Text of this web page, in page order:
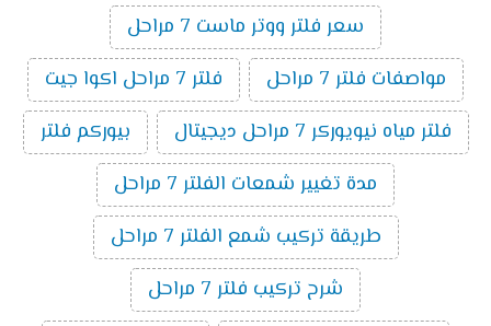
سعر فلتر ووتر ماست 7 مراحل
مواصفات فلتر 7 مراحل
فلتر 7 مراحل اكوا جيت
فلتر مياه نيويوركر 7 مراحل ديجيتال
بيوركم فلتر
مدة تغيير شمعات الفلتر 7 مراحل
طريقة تركيب شمع الفلتر 7 مراحل
شرح تركيب فلتر 7 مراحل